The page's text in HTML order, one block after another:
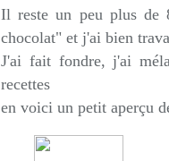
Il reste un peu plus de
chocolat" et j'ai bien
J'ai fait fondre, j'ai
recettes
en voici un petit aperçu